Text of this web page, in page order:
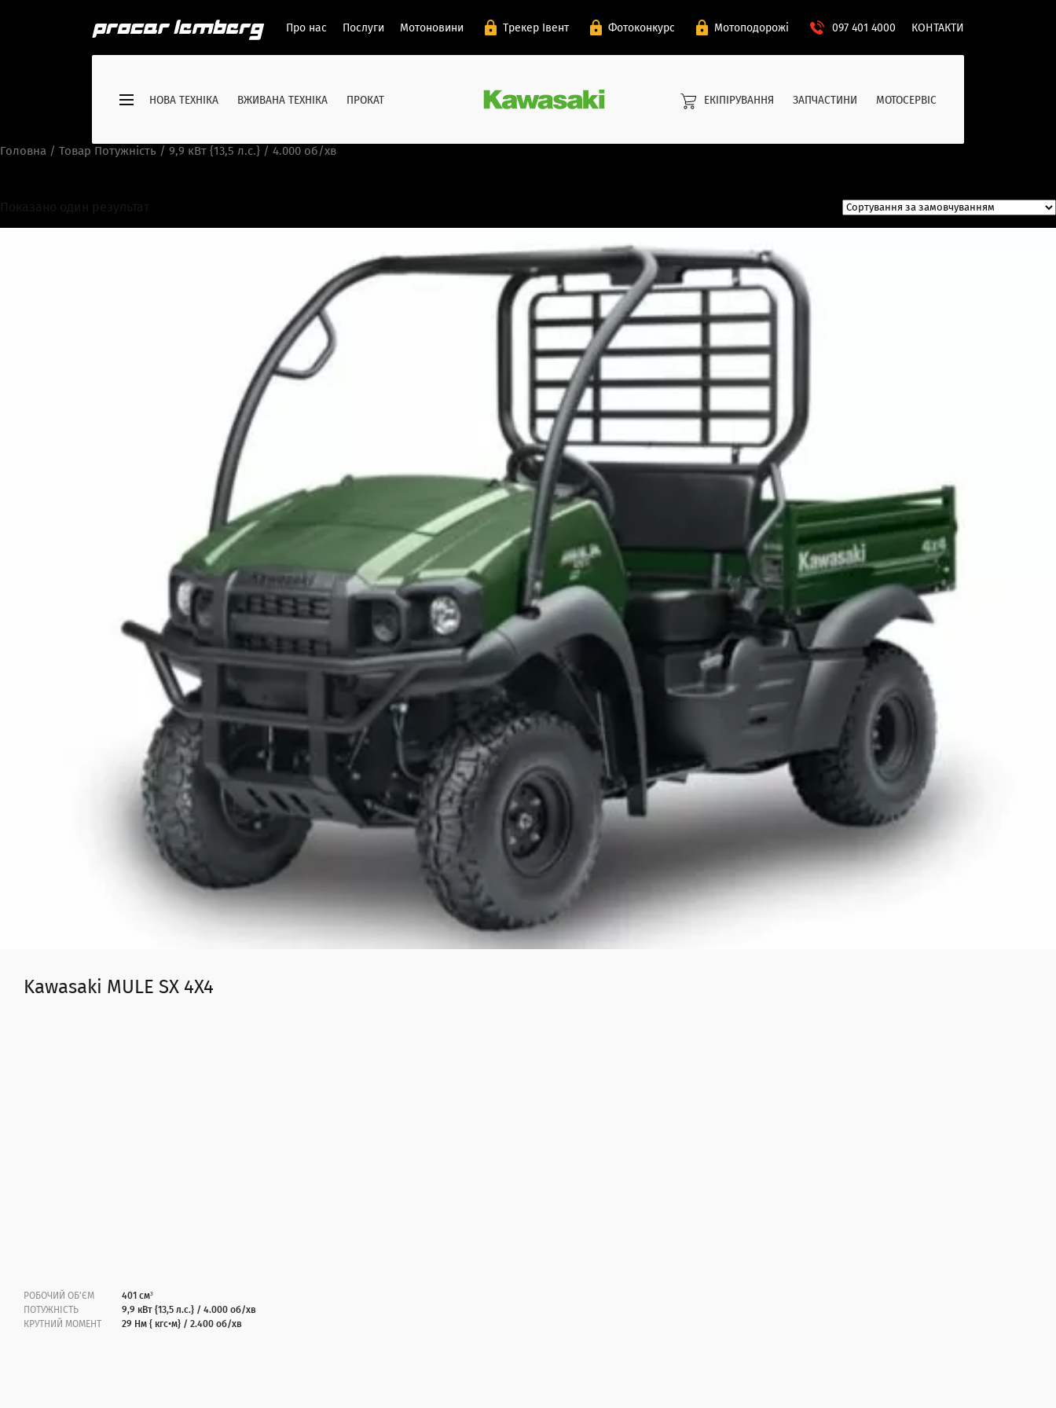
Про нас Послуги Мотоновини Трекер Івент Фотоконкурс Мотоподорожі 097 401 4000 КОНТАКТИ
НОВА ТЕХНІКА ВЖИВАНА ТЕХНІКА ПРОКАТ ЕКІПІРУВАННЯ ЗАПЧАСТИНИ МОТОСЕРВІС
Головна / Товар Потужність / 9,9 кВт {13,5 л.с.} / 4.000 об/хв
Показано один результат
Kawasaki MULE SX 4X4
РОБОЧИЙ ОБ'ЄМ
401 см³
ПОТУЖНІСТЬ
9,9 кВт {13,5 л.с.} / 4.000 об/хв
КРУТНИЙ МОМЕНТ
29 Нм { кгс•м} / 2.400 об/хв